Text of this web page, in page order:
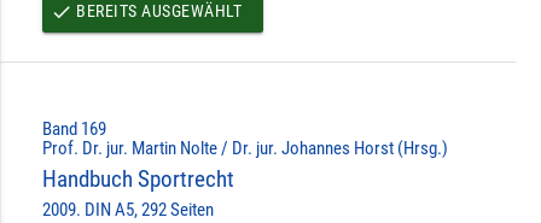
done BEREITS AUSGEWÄHLT
Band 169
Prof. Dr. jur. Martin Nolte / Dr. jur. Johannes Horst (Hrsg.)
Handbuch Sportrecht
2009. DIN A5, 292 Seiten